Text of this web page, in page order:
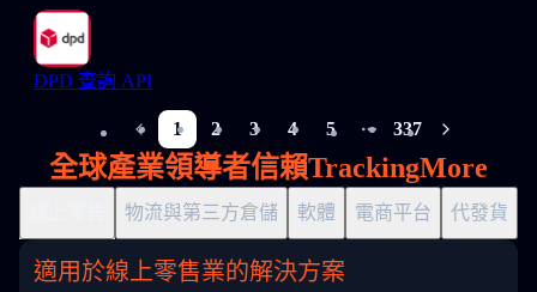
DPD 查詢 API
1 2 3 4 5
More pages
337
全球產業領導者信賴TrackingMore
物流與第三方倉儲 軟體 電商平台 代發貨
適用於線上零售業的解決方案